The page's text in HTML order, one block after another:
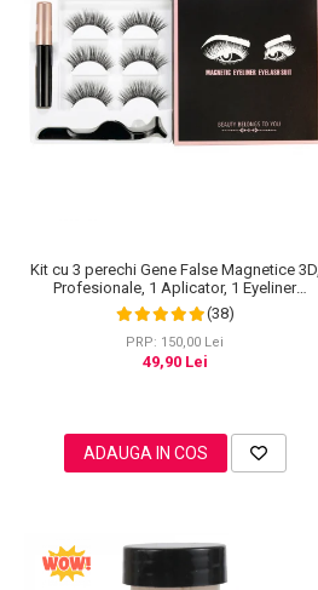
Kit cu 3 perechi Gene False Magnetice 3D,
Profesionale, 1 Aplicator, 1 Eyeliner
Magnetic Negru intens, Waterproof, 3
Modele
(38)
PRP: 150,00 Lei
49,90 Lei
ADAUGA IN COS